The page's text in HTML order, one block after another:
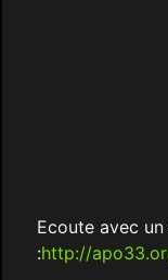
Ecoute avec
:http://